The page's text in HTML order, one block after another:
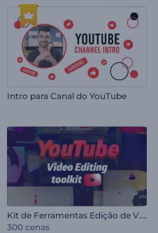
Intro para Canal do YouTube
K
it de Ferramentas Edição de Vídeo YouTube
300 cenas